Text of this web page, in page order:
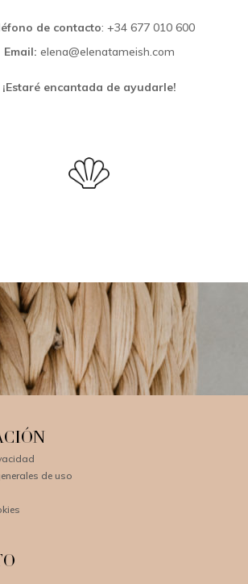
de contacto: +34 677 010 600
Email: elena@elenatameish.com
¡Estaré encantada de ayudarle!
de uso